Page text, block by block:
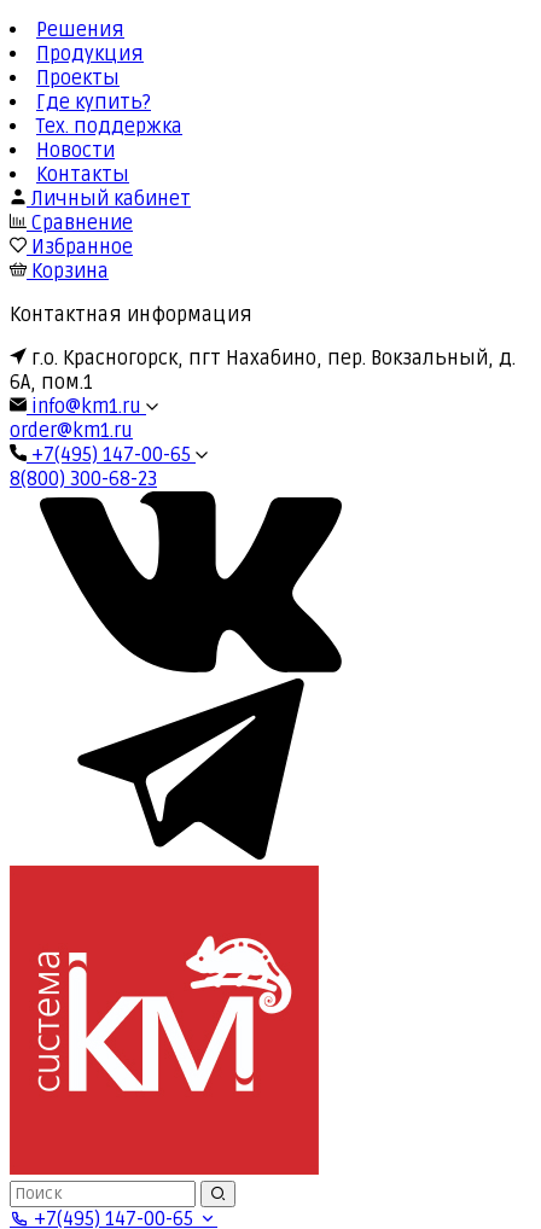
Решения
Продукция
Проекты
Где купить?
Тех. поддержка
Новости
Контакты
Личный кабинет
Сравнение
Избранное
Корзина
Контактная информация
г.о. Красногорск, пгт Нахабино, пер. Вокзальный, д.
6А, пом.1
info@km1.ru
order@km1.ru
+7(495) 147-00-65
8(800) 300-68-23
+7(495) 147-00-65